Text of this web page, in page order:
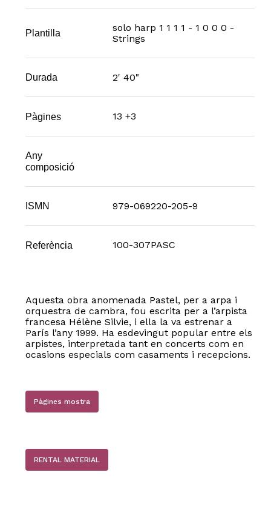
Plantilla
solo harp 1 1 1 1 - 1 0 0 0 -
Strings
Durada 2' 40"
Pàgines 13 +3
Any
composició
ISMN 979-069220-205-9
Referència 100-307PASC
Aquesta obra anomenada Pastel, per a arpa i
orquestra de cambra, fou escrita per a l’arpista
francesa Hélène Silvie, i ella la va estrenar a
París l’any 1999. Ha esdevingut popular entre els
arpistes, interpretada tant en concerts com en
ocasions especials com casaments i recepcions.
Pàgines mostra
RENTAL MATERIAL